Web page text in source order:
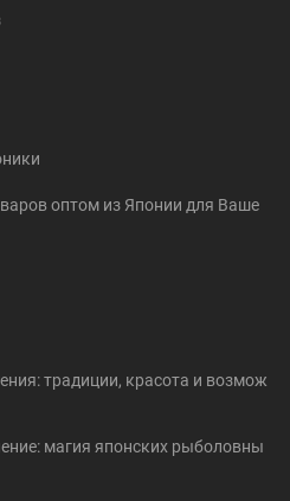
оптом из Японии для Ваше
традиции, красота и возмож
магия японских рыболовны